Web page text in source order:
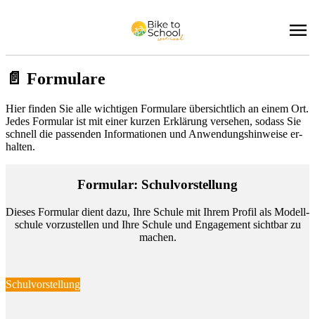
📄 For­mu­la­re
Hier fin­den Sie alle wich­ti­gen For­mu­la­re über­sicht­lich an ei­nem Ort.
Je­des For­mu­lar ist mit ei­ner kur­zen Er­klä­rung ver­se­hen, so­dass Sie
schnell die pas­sen­den In­for­ma­tio­nen und An­wen­dungs­hin­wei­se er­
hal­ten.
For­mu­lar: Schul­vor­stel­lung
Die­ses For­mu­lar dient dazu, Ihre Schu­le mit Ih­rem Pro­fil als Mo­dell­
schu­le vor­zu­stel­len und Ihre Schu­le und En­ga­ge­ment sicht­bar zu
ma­chen.
Schulvorstellung